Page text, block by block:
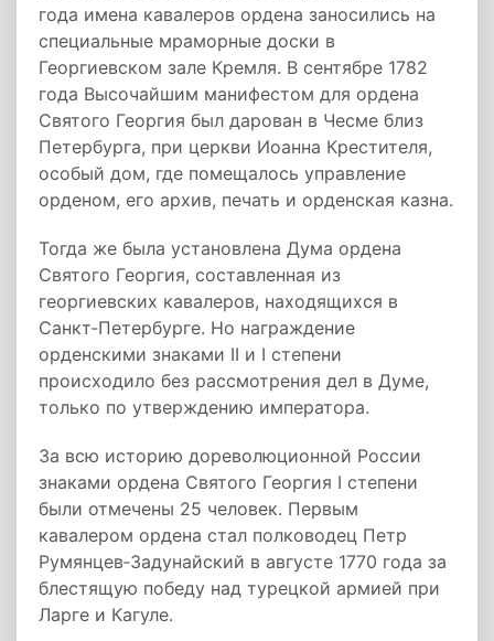
года имена кавалеров ордена заносились на
специальные мраморные доски в
Георгиевском зале Кремля. В сентябре 1782
года Высочайшим манифестом для ордена
Святого Георгия был дарован в Чесме близ
Петербурга, при церкви Иоанна Крестителя,
особый дом, где помещалось управление
орденом, его архив, печать и орденская казна.
Тогда же была установлена Дума ордена
Святого Георгия, составленная из
георгиевских кавалеров, находящихся в
Санкт‑Петербурге. Но награждение
орденскими знаками II и I степени
происходило без рассмотрения дел в Думе,
только по утверждению императора.
За всю историю дореволюционной России
знаками ордена Святого Георгия I степени
были отмечены 25 человек. Первым
кавалером ордена стал полководец Петр
Румянцев‑Задунайский в августе 1770 года за
блестящую победу над турецкой армией при
Ларге и Кагуле.